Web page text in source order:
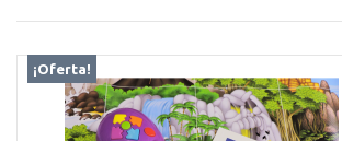
¡Oferta!